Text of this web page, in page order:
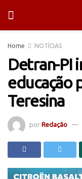
Home NOTÍCIAS
Detran-PI
educação
Teresina
por Redação